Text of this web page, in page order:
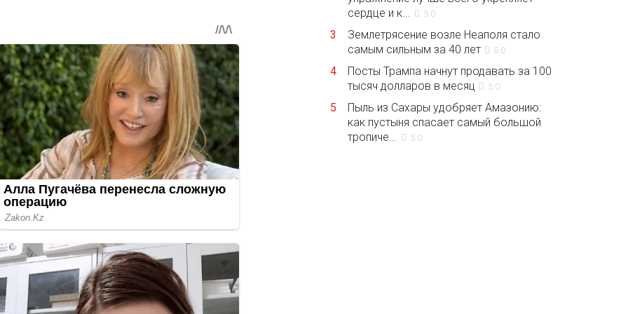
сердце и к...
5.0
3
Землетрясение возле Неаполя стало
самым сильным за 40 лет
5.0
4
Посты Трампа начнут продавать за 100
тысяч долларов в месяц
5.0
5
Пыль из Сахары удобряет Амазонию:
как пустыня спасает самый большой
тропиче...
5.0